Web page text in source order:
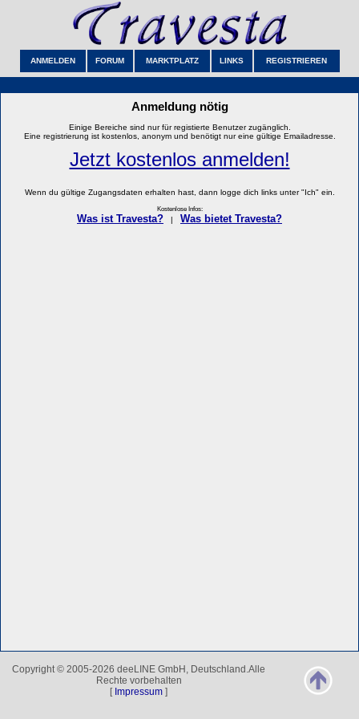
ANMELDEN FORUM MARKTPLATZ LINKS REGISTRIEREN
Anmeldung nötig
Einige Bereiche sind nur für registierte Benutzer zugänglich.
Eine registrierung ist kostenlos, anonym und benötigt nur eine gültige Emailadresse.
Jetzt kostenlos anmelden!
Wenn du gültige Zugangsdaten erhalten hast, dann logge dich links unter "Ich" ein.
Kostenlose Infos:
Was ist Travesta? Was bietet Travesta?
Copyright © 2005-2026 deeLINE GmbH, Deutschland.Alle
Rechte vorbehalten
[ Impressum ]